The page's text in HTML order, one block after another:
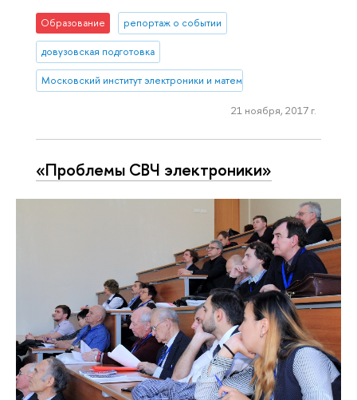
Образование репортаж о событии
довузовская подготовка
Московский институт электроники и математики им. А.Н. Тихонова
21 ноября, 2017 г.
«Проблемы СВЧ электроники»